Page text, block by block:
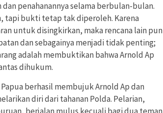
penahanannya selama berbulan-bulan.
tapi bukti tetap tak diperoleh. Karena
untuk disingkirkan, maka rencana lain pun
dan sebagainya menjadi tidak penting;
adalah membuktikan bahwa Arnold Ap
dihukum.
berhasil membujuk Arnold Ap dan
diri dari tahanan Polda. Pelarian,